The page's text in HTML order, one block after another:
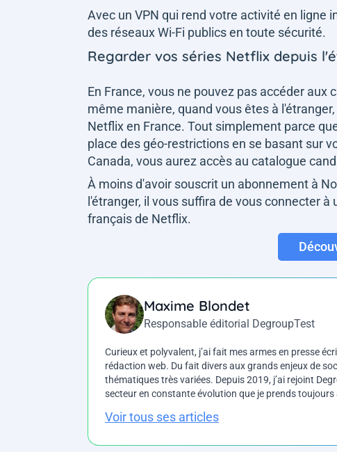
Avec un VPN qui rend votre activité en ligne
des réseaux Wi-Fi publics en toute sécurité.
Regarder vos séries Netflix depuis
En France, vous ne pouvez pas accéder
même manière, quand vous êtes à
Netflix en France. Tout simplement parce
place des géo-restrictions en se basant sur
Canada, vous aurez accès au catalogue
À moins d'avoir souscrit un abonnement à
l'étranger, il vous suffira de vous connecter
français de Netflix.
Maxime Blondet
Responsable éditorial DegroupTest
Curieux et polyvalent, j’ai fait mes armes en presse
rédaction web. Du fait divers aux grands enjeux de
thématiques très variées. Depuis 2019, j’ai rejoint
secteur en constante évolution que je prends
Voir tous ses articles